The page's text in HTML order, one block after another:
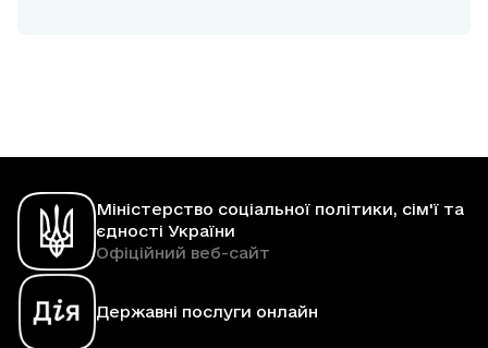
Міністерство соціальної політики, сім'ї та
єдності України
Офіційний веб-сайт
Державні послуги онлайн